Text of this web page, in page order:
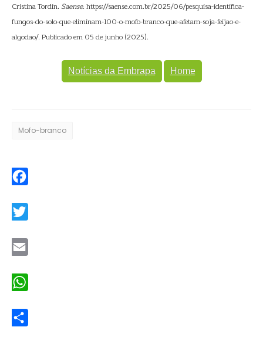
Cristina Tordin. Saense. https://saense.com.br/2025/06/pesquisa-identifica-
fungos-do-solo-que-eliminam-100-o-mofo-branco-que-afetam-soja-feijao-e-
algodao/. Publicado em 05 de junho (2025).
Notícias da Embrapa Home
Mofo-branco